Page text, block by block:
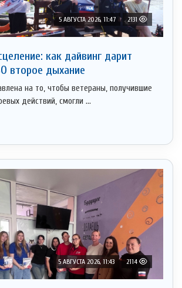
5 АВГУСТА 2026, 11:47 2131
как дайвинг дарит
второе дыхание
на то, чтобы ветераны, получившие
действий, смогли ...
5 АВГУСТА 2026, 11:43 2114